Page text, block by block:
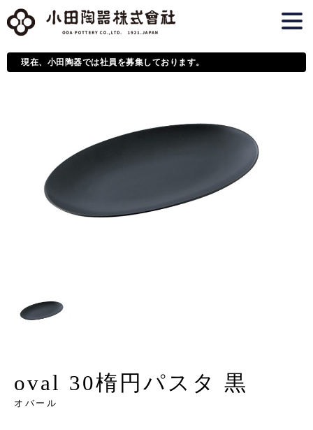
現在、小田陶器では社員を募集しております。
oval 30楕円パスタ 黒
オバール